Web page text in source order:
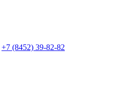
+7 (8452) 39-82-82